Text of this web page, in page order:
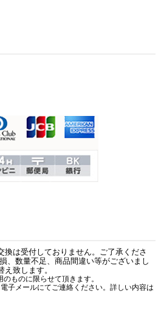
換は受付しておりません。ご了承くださ
、数量不足、商品間違い等がございまし
致します。
ものに限らせて頂きます。
子メールにてご連絡ください。詳しい内容は